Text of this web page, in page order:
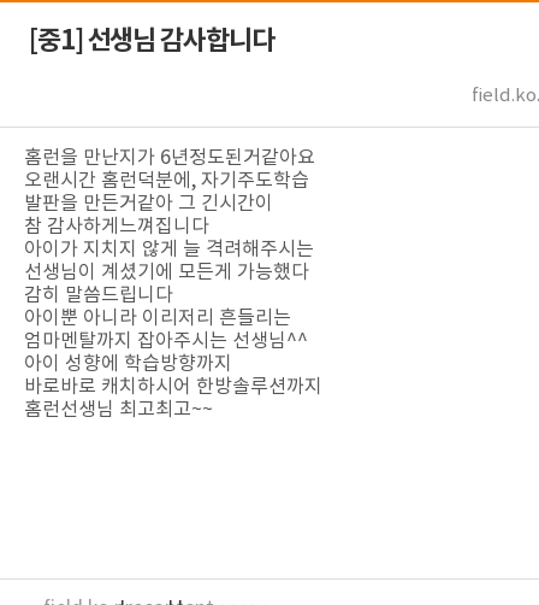
[중1] 선생님 감사합니다
홈런을 만난지가 6년정도된거같아​​​​​요
오랜시간 홈런덕분에, 자기주도학습
발판을 만든거같​​​​아 그 긴시간이​​​​​
참 감사하게느껴집니다​​​​​
아이가 지치지 않게 늘 격려해주시는
선생님이 계셨기에 모든게 가능했​​​​​다
감히 말씀드립니다​​​​​
아이뿐 아니라 이리저리 흔들리는
엄마멘탈까지 잡아주시는 선생님^^
아이 성향에 학습방향까지
바로바로 캐치하시어 한방솔루션까​​​​​지
홈런선생님 최고최고~~